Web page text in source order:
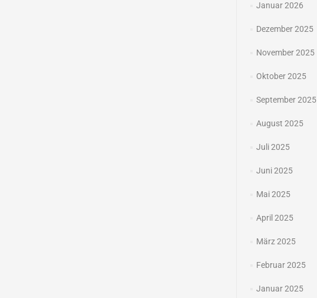
Januar 2026
Dezember 2025
November 2025
Oktober 2025
September 2025
August 2025
Juli 2025
Juni 2025
Mai 2025
April 2025
März 2025
Februar 2025
Januar 2025